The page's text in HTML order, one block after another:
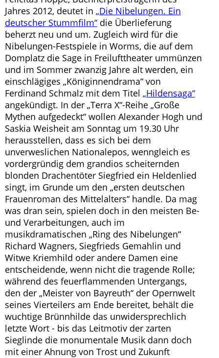
Jahres 2012, deutet in „Die Nibelungen. Ein
deutscher Stummfilm“ die Überlieferung
beherzt neu und um. Zugleich wird für die
Nibelungen-Festspiele in Worms, die auf dem
Domplatz die Sage in Freilufttheater ummünzen
und im Sommer zwanzig Jahre alt werden, ein
einschlägiges „Königinnendrama“ von
Ferdinand Schmalz mit dem Titel „Hildensaga“
angekündigt. In der „Terra X“-Reihe „Große
Mythen aufgedeckt“ wollen Alexander Hogh und
Saskia Weisheit am Sonntag um 19.30 Uhr
herausstellen, dass es sich bei dem
unverweslichen Nationalepos, wenngleich es
vordergründig dem grandios scheiternden
blonden Drachentöter Siegfried ein Heldenlied
singt, im Grunde um den „ersten deutschen
Frauenroman des Mittelalters“ handle. Da mag
was dran sein, spielen doch in den meisten Be-
und Verarbeitungen, auch im
musikdramatischen „Ring des Nibelungen“
Richard Wagners, Siegfrieds Gemahlin und
Witwe Kriemhild oder andere Damen eine
entscheidende, wenn nicht die tragende Rolle;
während des feuerflammenden Untergangs,
den der „Meister von Bayreuth“ der Opernwelt
seines Vierteilers am Ende bereitet, behält die
wuchtige Brünnhilde das unwidersprechlich
letzte Wort - bis das Leitmotiv der zarten
Sieglinde die monumentale Musik dann doch
mit einer Ahnung von Trost und Zukunft